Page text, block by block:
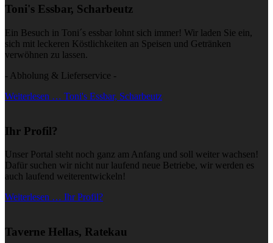
Toni's Essbar, Scharbeutz
Ein Besuch in Toni´s essbar lohnt sich immer! Wir laden Sie ein,
sich mit leckeren Köstlichkeiten an Speisen und Getränken
verwöhnen zu lassen.
- Abholung & Lieferservice -
Weiterlesen … Toni's Essbar, Scharbeutz
Ihr Profil?
Unser Portal steht noch ganz am Anfang und soll weiter wachsen!
Dafür suchen wir nicht nur laufend neue Betriebe, wir werden es
auch laufend weiterentwickeln!
Weiterlesen … Ihr Profil?
Taverne Hellas, Ratekau